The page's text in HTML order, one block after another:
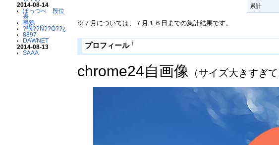
2014-08-14
ぽっつべ 段位
表
囀鴉
?ªÑ??Ñ??Ò??¿
8897
DAWNET
2014-08-13
SAAA
累計
※７月については、７月１６日までの集計結果です。
プロフィール †
chrome24自画像 （サイズ大きすぎて